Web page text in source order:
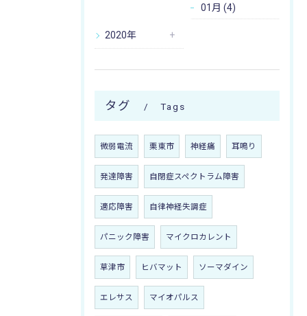
01月 (4)
2020年
タグ Tags
微弱電流 栗東市 神経痛 耳鳴り
発達障害 自閉症スペクトラム障害
適応障害 自律神経失調症
パニック障害 マイクロカレント
草津市 ヒバマット ソーマダイン
エレサス マイオパルス